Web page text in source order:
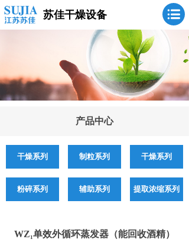
苏佳干燥设备
产品中心
提取浓缩系列
辅助系列
干燥系列 干燥系列
制粒系列
粉碎系列
WZ₁单效外循环蒸发器（能回收酒精）